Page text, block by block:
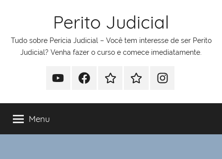
conteúdo
Perito Judicial
Tudo sobre Perícia Judicial – Você tem interesse de ser Perito
Judicial? Venha fazer o curso e comece imediatamente.
YoutubeFacebookWhatsappTelegramInstagram
Menu